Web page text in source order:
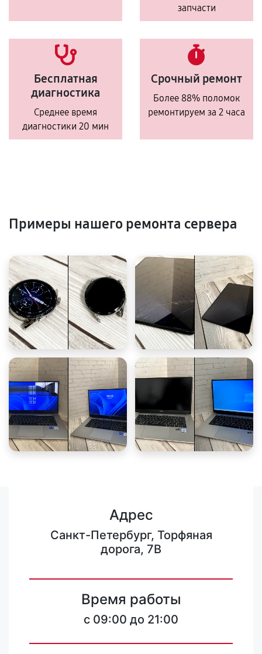
запчасти
Бесплатная
диагностика
Среднее время
диагностики 20 мин
Срочный ремонт
Более 88% поломок
ремонтируем за 2 часа
Примеры нашего ремонта сервера
Адрес
Санкт-Петербург, Торфяная
дорога, 7В
Время работы
c 09:00 до 21:00